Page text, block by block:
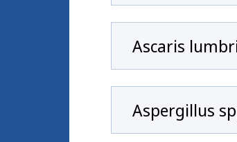
Ascaris
Aspergillus